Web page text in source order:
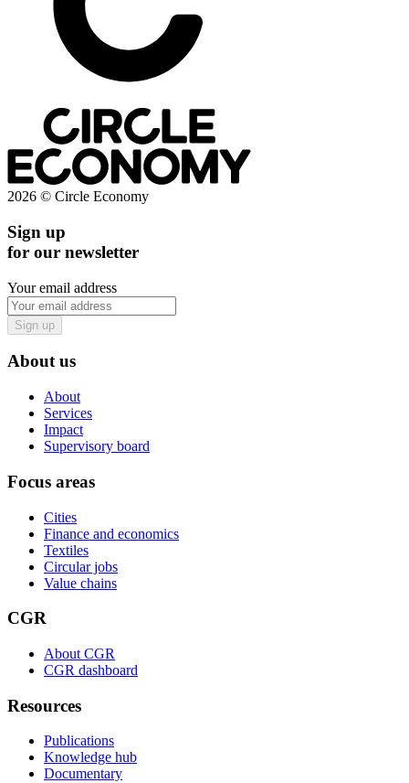
2026 © Circle Economy
Sign up
for our newsletter
Your email address
Sign up
About us
About
Services
Impact
Supervisory board
Focus areas
Cities
Finance and economics
Textiles
Circular jobs
Value chains
CGR
About CGR
CGR dashboard
Resources
Publications
Knowledge hub
Documentary